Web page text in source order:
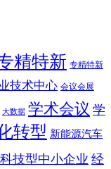
精特新 专精特新
技术中心 会议会展
大数据 学术会议 学
转型 新能源汽车
科技型中小企业 经